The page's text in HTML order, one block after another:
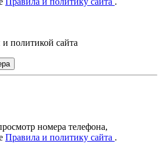
политикой сайта
номера телефона,
Правила и политику сайта .